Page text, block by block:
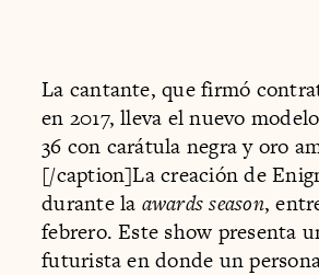
La cantante, que firmó
en 2017, lleva el nuevo
36 con carátula negra y oro
[/caption]La creación de
durante la awards season,
febrero. Este show presenta
futurista en donde un